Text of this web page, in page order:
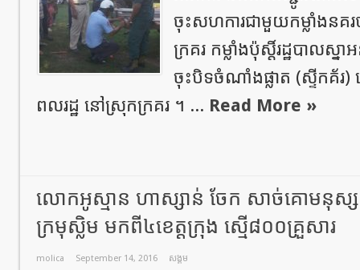
ចុះសហការជាមួយកម្លាំងនគ
ក្រគរ កម្លាំងប៉ុស្តិ៍រដ្ឋបាលស្នា
ចុះបិទចំណាំងផ្លាត (ស្ទីកគ័រ)
ពលរដ្ឋ នៅស្រុកក្រគរ ។ ... Read More »
លោកអូស្មាន ហាស្សាន់ ចែក សាច់គោមនុស្ស
ក្រមុស្លិម មកពី៤ខេត្ដក្រុង ស្មើ៨០០គ្រួសារ
molica September 14, 2016 សង្គម